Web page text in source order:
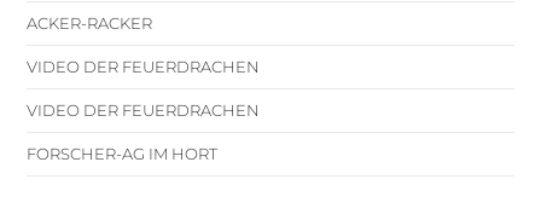
ACKER-RACKER
VIDEO DER FEUERDRACHEN
VIDEO DER FEUERDRACHEN
FORSCHER-AG IM HORT